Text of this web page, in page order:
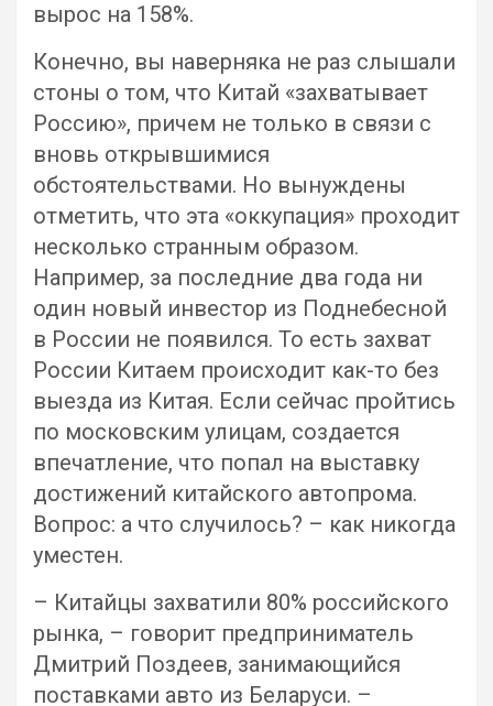
вырос на 158%.
Конечно, вы наверняка не раз слышали
стоны о том, что Китай «захватывает
Россию», причем не только в связи с
вновь открывшимися
обстоятельствами. Но вынуждены
отметить, что эта «оккупация» проходит
несколько странным образом.
Например, за последние два года ни
один новый инвестор из Поднебесной
в России не появился. То есть захват
России Китаем происходит как-то без
выезда из Китая. Если сейчас пройтись
по московским улицам, создается
впечатление, что попал на выставку
достижений китайского автопрома.
Вопрос: а что случилось? – как никогда
уместен.
– Китайцы захватили 80% российского
рынка, – говорит предприниматель
Дмитрий Поздеев, занимающийся
поставками авто из Беларуси. –